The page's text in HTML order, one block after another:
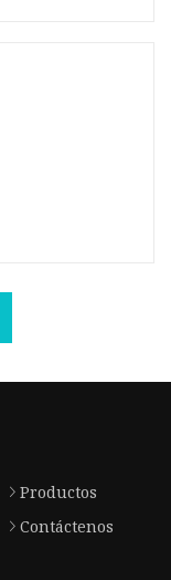
Productos
Contáctenos